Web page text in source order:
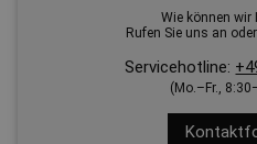
Wie können wir
Rufen Sie uns an
Servicehotline:
(Mo.–Fr.,